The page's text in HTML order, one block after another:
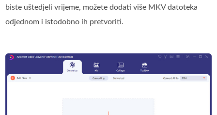
biste uštedjeli vrijeme, možete dodati više MKV datoteka
odjednom i istodobno ih pretvoriti.